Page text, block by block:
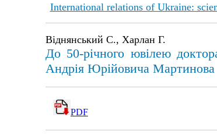
International relations of Ukraine:
Віднянський С., Харлан Г.
До 50-річного ювілею
Андрія Юрійовича Мартинова
PDF